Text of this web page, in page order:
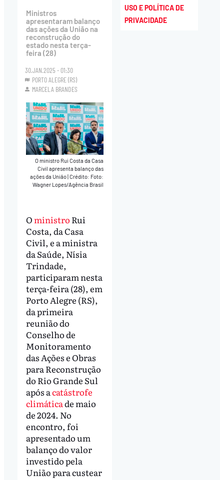
Ministros
apresentaram balanço
das ações da União na
reconstrução do
estado nesta terça-
feira (28)
30.JAN.2025 - 01:30
PORTO ALEGRE (RS)
MARCELA BRANDES
O ministro Rui Costa da Casa
Civil apresenta balanço das
ações da União|Crédito: Foto:
Wagner Lopes/Agência Brasil
O ministro Rui
Costa, da Casa
Civil, e a ministra
da Saúde, Nísia
Trindade,
participaram nesta
terça-feira (28), em
Porto Alegre (RS),
da primeira
reunião do
Conselho de
Monitoramento
das Ações e Obras
para Reconstrução
do Rio Grande Sul
após acatástrofe
climáticade maio
de 2024. No
encontro, foi
apresentado um
balanço do valor
investido pela
União para custear
USO E POLÍTICA DE
PRIVACIDADE